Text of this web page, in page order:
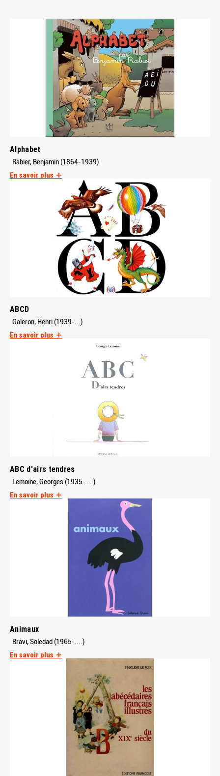
Alphabet
Rabier, Benjamin (1864-1939)
En savoir plus
ABCD
Galeron, Henri (1939-...)
En savoir plus
ABC d'airs tendres
Lemoine, Georges (1935-....)
En savoir plus
Animaux
Bravi, Soledad (1965-....)
En savoir plus